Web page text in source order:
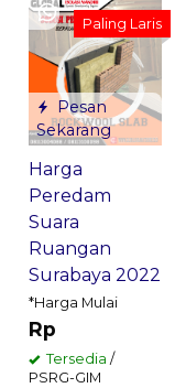
Pesan
Sekarang
Paling Laris
Harga
Peredam
Suara
Ruangan
Surabaya 2022
*Harga Mulai
Rp
Tersedia /
PSRG-GIM